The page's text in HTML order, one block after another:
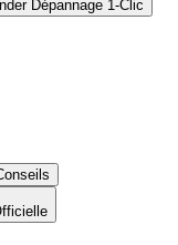
Dépannage 1-Clic